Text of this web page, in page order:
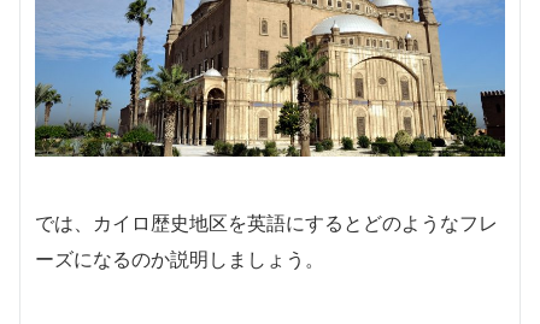
では、カイロ歴史地区を英語にするとどのようなフレ
ーズになるのか説明しましょう。